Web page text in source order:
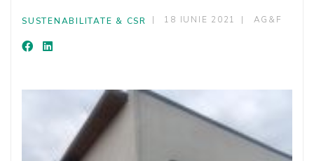
SUSTENABILITATE & CSR 18 IUNIE 2021 AG&F